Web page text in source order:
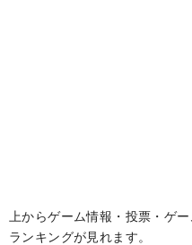
上からゲーム情報・投票・ゲ
ランキングが見れます。